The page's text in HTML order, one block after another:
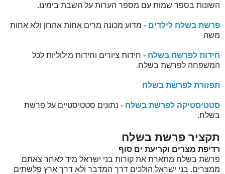
השונות בספר שמות עם מספר הערות על השבת בימינו.
פרשת בשלח לילדים - מדוע מכונה מרים אחות אהרון ולא אחות
משה
חידות לפרשת בשלח - חידות ציורים וחידות מילוליות לכל
המשפחה לפרשת בשלח.
תפזורת לפרשת בשלח
סטטיסטיקה לפרשת בשלח - נתונים סטטיסטיים על פרשת
בשלח.
תקציר פרשת בשלח
רדיפת מצרים וקריעת ים סוף
פרשת בשלח מתארת את קורות בני ישראל מיד לאחר צאתם
ממצרים. בני ישראל הולכים דרך המדבר ולא דרך ארץ פלשתים